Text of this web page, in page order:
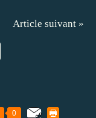
Article suivant »
0